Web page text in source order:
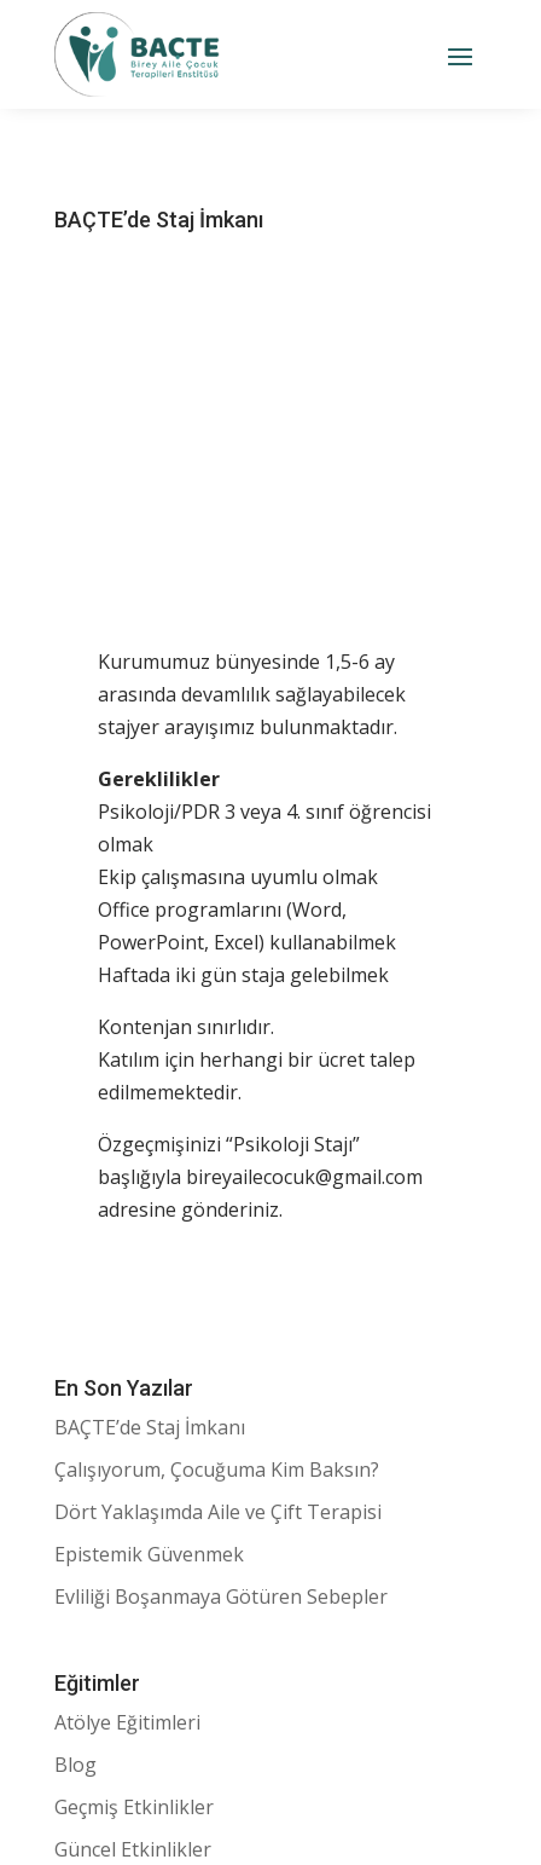
BAÇTE’de Staj İmkanı
Kurumumuz bünyesinde 1,5-6 ay
arasında devamlılık sağlayabilecek
stajyer arayışımız bulunmaktadır.
Gereklilikler
Psikoloji/PDR 3 veya 4. sınıf öğrencisi
olmak
Ekip çalışmasına uyumlu olmak
Office programlarını (Word,
PowerPoint, Excel) kullanabilmek
Haftada iki gün staja gelebilmek
Kontenjan sınırlıdır.
Katılım için herhangi bir ücret talep
edilmemektedir.
Özgeçmişinizi “Psikoloji Stajı”
başlığıyla bireyailecocuk@gmail.com
adresine gönderiniz.
En Son Yazılar
BAÇTE’de Staj İmkanı
Çalışıyorum, Çocuğuma Kim Baksın?
Dört Yaklaşımda Aile ve Çift Terapisi
Epistemik Güvenmek
Evliliği Boşanmaya Götüren Sebepler
Eğitimler
Atölye Eğitimleri
Blog
Geçmiş Etkinlikler
Güncel Etkinlikler